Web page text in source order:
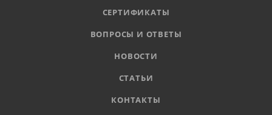
СЕРТИФИКАТЫ
ВОПРОСЫ И ОТВЕТЫ
НОВОСТИ
СТАТЬИ
КОНТАКТЫ